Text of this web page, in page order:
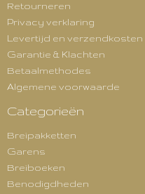
Retourneren
Privacy verklaring
Levertijd en verzendkosten
Garantie & Klachten
Betaalmethodes
Algemene voorwaarde
Categorieën
Breipakketten
Garens
Breiboeken
Benodigdheden